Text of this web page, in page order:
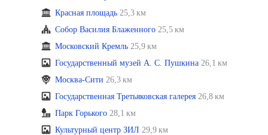
Красная площадь 25,3 км
Собор Василия Блаженного 25,5 км
Московский Кремль 25,9 км
Государственный музей А. С. Пушкина 26,1 км
Москва-Сити 26,3 км
Государственная Третьяковская галерея 26,8 км
Парк Горького 28,1 км
Культурный центр ЗИЛ 29,9 км